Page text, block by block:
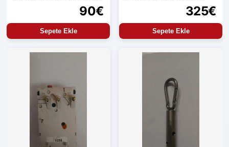
90€
Sepete Ekle
325€
Sepete Ekle